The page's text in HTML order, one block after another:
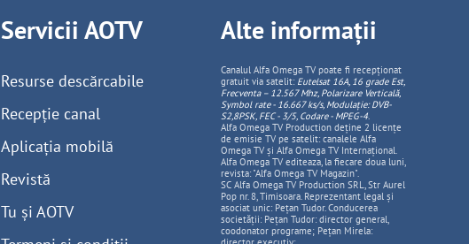
Servicii AOTV
Resurse descărcabile
Recepție canal
Aplicația mobilă
Revistă
Tu și AOTV
Alte informații
Canalul Alfa Omega TV poate fi recepționat
gratuit via satelit: Eutelsat 16A, 16 grade Est,
Frecventa – 12.567 Mhz, PolarizareVerticală,
Symbol rate - 16.667 ks/s, Modulație: DVB-
S2,8PSK, FEC - 3/5, Codare - MPEG-4.
Alfa Omega TV Production deține 2 licențe
de emisie TV pe satelit: canalele Alfa
Omega TV și Alfa Omega TV Internațional.
Alfa Omega TV editeaza, la fiecare doua luni,
revista: "Alfa Omega TV Magazin".
SC Alfa Omega TV Production SRL, Str Aurel
Pop nr. 8, Timisoara. Reprezentant legal și
asociat unic: Pețan Tudor. Conducerea
societății: Pețan Tudor: director general,
coodonator programe; Pețan Mirela: